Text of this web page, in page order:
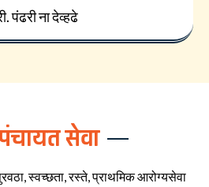
पंढरी ना देव्हढे
सेवा
स्वच्छता, रस्ते, प्राथमिक आरोग्यसेवा